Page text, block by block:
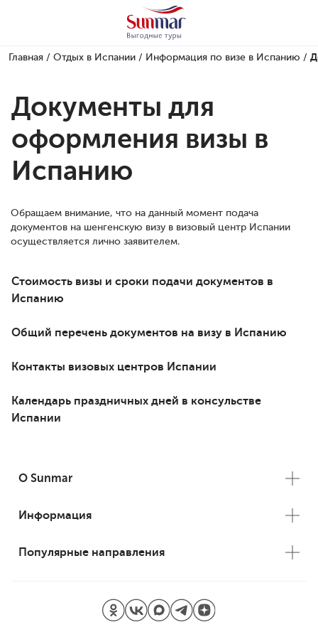
Главная / Отдых в Испании / Информация по визе в Испанию /
Документы для
оформления визы в
Испанию
Обращаем внимание, что на данный момент подача
документов на шенгенскую визу в визовый центр Испании
осуществляется лично заявителем.
Стоимость визы и сроки подачи документов в
Испанию
Общий перечень документов на визу в Испанию
Контакты визовых центров Испании
Календарь праздничных дней в консульстве
Испании
О Sunmar
Информация
Популярные направления